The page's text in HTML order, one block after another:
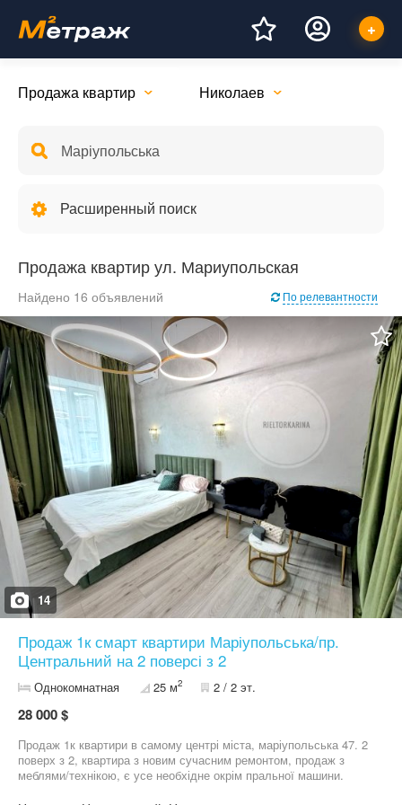
Продажа квартир Николаев
Расширенный поиск
Продажа квартир ул. Мариупольская
Найдено 16 объявлений По релевантности
14
Продаж 1к смарт квартири Маріупольська/пр.
Центральний на 2 поверсі з 2
Однокомнатная 25 м2 2 / 2 эт.
28 000 $
Продаж 1к квартири в самому центрі міста, маріупольська 47. 2
поверх з 2, квартира з новим сучасним ремонтом, продаж з
меблями/технікою, є усе необхідне окрім пральної машини.